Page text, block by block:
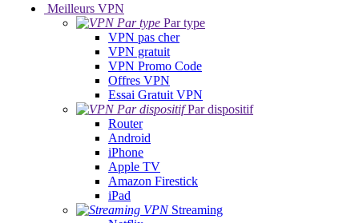
Meilleurs VPN
Par type
VPN pas cher
VPN gratuit
VPN Promo Code
Offres VPN
Essai Gratuit VPN
Par dispositif
Router
Android
iPhone
Apple TV
Amazon Firestick
iPad
Streaming